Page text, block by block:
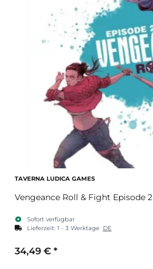
TAVERNA LUDICA GAMES
Vengeance Roll & Fight Episode 2
Sofort verfügbar
Lieferzeit: 1 - 3 Werktage DE
34,49 € *